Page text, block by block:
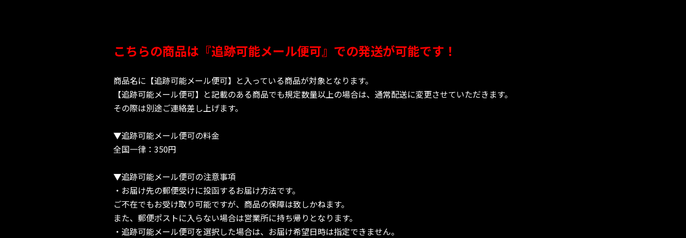
こちらの商品は『追跡可能メール便可』での発送が可能です！
商品名に【追跡可能メール便可】と入っている商品が対象となります。
【追跡可能メール便可】と記載のある商品でも規定数量以上の場合は、通常配送に変更させていただきます。
その際は別途ご連絡差し上げます。
▼追跡可能メール便可の料金
全国一律：350円
▼追跡可能メール便可の注意事項
・お届け先の郵便受けに投函するお届け方法です。
ご不在でもお受け取り可能ですが、商品の保障は致しかねます。
また、郵便ポストに入らない場合は営業所に持ち帰りとなります。
・追跡可能メール便可を選択した場合は、お届け希望日時は指定できません。